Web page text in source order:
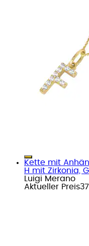
Kette mit
H mit Zirkonia,
Luigi Merano
Aktueller Preis